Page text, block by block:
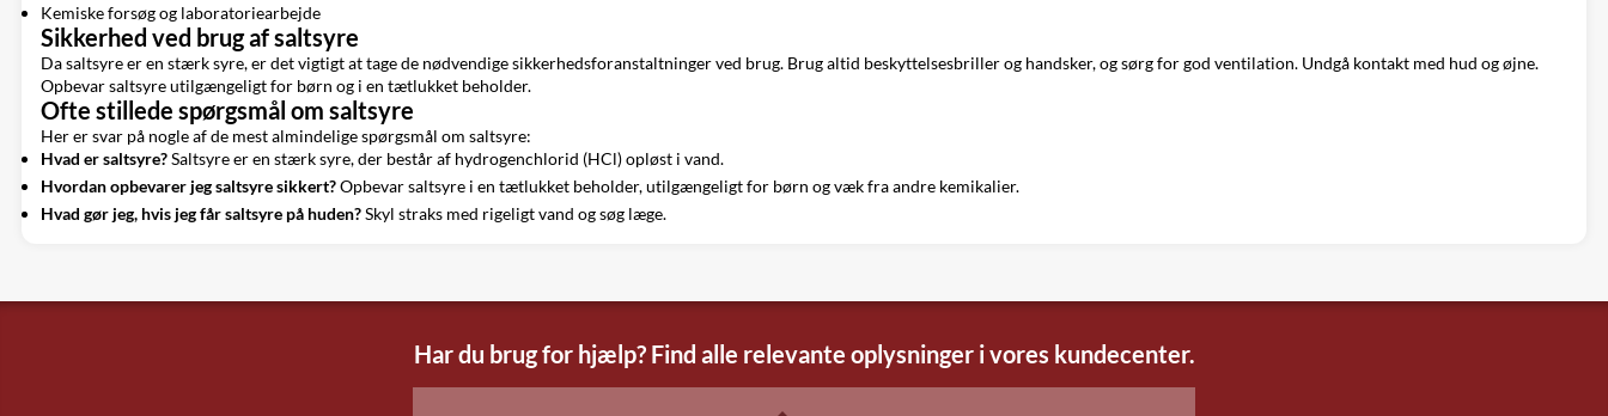
Kemiske forsøg og laboratoriearbejde
Sikkerhed ved brug af saltsyre
Da saltsyre er en stærk syre, er det vigtigt at tage de nødvendige sikkerhedsforanstaltninger ved brug. Brug altid beskyttelsesbriller og handsker, og sørg for god ventilation. Undgå kontakt med hud og øjne.
Opbevar saltsyre utilgængeligt for børn og i en tætlukket beholder.
Ofte stillede spørgsmål om saltsyre
Her er svar på nogle af de mest almindelige spørgsmål om saltsyre:
Hvad er saltsyre?Saltsyre er en stærk syre, der består af hydrogenchlorid (HCl) opløst i vand.
Hvordan opbevarer jeg saltsyre sikkert?Opbevar saltsyre i en tætlukket beholder, utilgængeligt for børn og væk fra andre kemikalier.
Hvad gør jeg, hvis jeg får saltsyre på huden?Skyl straks med rigeligt vand og søg læge.
Har du brug for hjælp? Find alle relevante oplysninger i vores kundecenter.